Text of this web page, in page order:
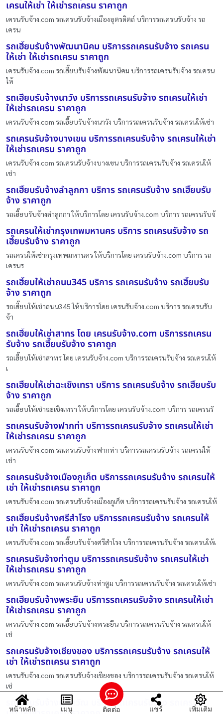
เครนให้เช่า ให้เช่ารถเครน ราคาถูก
เครนรับจ้าง.com รถเครนรับจ้างเมืองอุตรดิตถ์ บริการรถเครนรับจ้าง รถ
เครน
รถเฮี๊ยบรับจ้างพัฒนานิคม บริการรถเครนรับจ้าง รถเครน
ให้เช่า ให้เช่ารถเครน ราคาถูก
เครนรับจ้าง.com รถเฮี๊ยบรับจ้างพัฒนานิคม บริการรถเครนรับจ้าง รถเครน
ให้
รถเฮี๊ยบรับจ้างนาวัง บริการรถเครนรับจ้าง รถเครนให้เช่า
ให้เช่ารถเครน ราคาถูก
เครนรับจ้าง.com รถเฮี๊ยบรับจ้างนาวัง บริการรถเครนรับจ้าง รถเครนให้เช่า
รถเครนรับจ้างบางเขน บริการรถเครนรับจ้าง รถเครนให้เช่า
ให้เช่ารถเครน ราคาถูก
เครนรับจ้าง.com รถเครนรับจ้างบางเขน บริการรถเครนรับจ้าง รถเครนให้
เช่า
รถเฮี๊ยบรับจ้างลำลูกกา บริการ รถเครนรับจ้าง รถเฮี๊ยบรับ
จ้าง ราคาถูก
รถเฮี๊ยบรับจ้างลำลูกกา ให้บริการโดย เครนรับจ้าง.com บริการ รถเครนรับจ้
รถเครนให้เช่ากรุงเทพมหานคร บริการ รถเครนรับจ้าง รถ
เฮี๊ยบรับจ้าง ราคาถูก
รถเครนให้เช่ากรุงเทพมหานคร ให้บริการโดย เครนรับจ้าง.com บริการ รถ
เครนร
รถเฮี๊ยบให้เช่าถนน345 บริการ รถเครนรับจ้าง รถเฮี๊ยบรับ
จ้าง ราคาถูก
รถเฮี๊ยบให้เช่าถนน345 ให้บริการโดย เครนรับจ้าง.com บริการ รถเครนรับ
จ้า
รถเฮี๊ยบให้เช่าสาทร โดย เครนรับจ้าง.com บริการรถเครน
รับจ้าง รถเฮี๊ยบรับจ้าง ราคาถูก
รถเฮี๊ยบให้เช่าสาทร โดย เครนรับจ้าง.com บริการรถเครนรับจ้าง รถเครนให้
เ
รถเฮี๊ยบให้เช่าฉะเชิงเทรา บริการ รถเครนรับจ้าง รถเฮี๊ยบรับ
จ้าง ราคาถูก
รถเฮี๊ยบให้เช่าฉะเชิงเทรา ให้บริการโดย เครนรับจ้าง.com บริการ รถเครนรั
รถเครนรับจ้างฟากท่า บริการรถเครนรับจ้าง รถเครนให้เช่า
ให้เช่ารถเครน ราคาถูก
เครนรับจ้าง.com รถเครนรับจ้างฟากท่า บริการรถเครนรับจ้าง รถเครนให้
เช่า
รถเครนรับจ้างเมืองภูเก็ต บริการรถเครนรับจ้าง รถเครนให้
เช่า ให้เช่ารถเครน ราคาถูก
เครนรับจ้าง.com รถเครนรับจ้างเมืองภูเก็ต บริการรถเครนรับจ้าง รถเครนให้
รถเฮี๊ยบรับจ้างศรีสำโรง บริการรถเครนรับจ้าง รถเครนให้
เช่า ให้เช่ารถเครน ราคาถูก
เครนรับจ้าง.com รถเฮี๊ยบรับจ้างศรีสำโรง บริการรถเครนรับจ้าง รถเครนให้เ
รถเครนรับจ้างท่าตูม บริการรถเครนรับจ้าง รถเครนให้เช่า
ให้เช่ารถเครน ราคาถูก
เครนรับจ้าง.com รถเครนรับจ้างท่าตูม บริการรถเครนรับจ้าง รถเครนให้เช่า
รถเฮี๊ยบรับจ้างพระยืน บริการรถเครนรับจ้าง รถเครนให้เช่า
ให้เช่ารถเครน ราคาถูก
เครนรับจ้าง.com รถเฮี๊ยบรับจ้างพระยืน บริการรถเครนรับจ้าง รถเครนให้
เช่
รถเครนรับจ้างเชียงของ บริการรถเครนรับจ้าง รถเครนให้
เช่า ให้เช่ารถเครน ราคาถูก
เครนรับจ้าง.com รถเครนรับจ้างเชียงของ บริการรถเครนรับจ้าง รถเครนให้
เช่
รถเฮี๊ยบรับจ้างเอราวัณ บริการรถเครนรับจ้าง รถเครนให้
หน้าหลัก เมนู ติดต่อ แชร์ เพิ่มเติม